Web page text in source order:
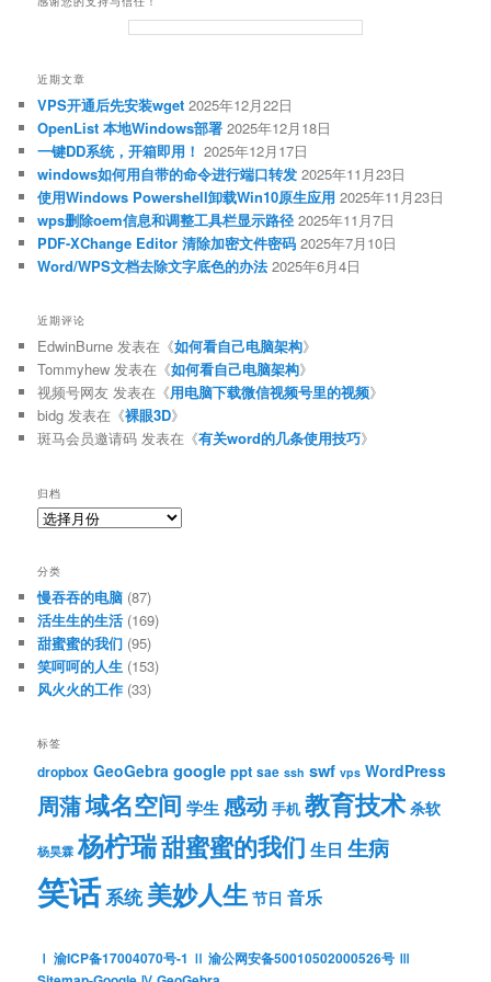
近期文章
VPS开通后先安装wget 2025年12月22日
OpenList 本地Windows部署 2025年12月18日
一键DD系统，开箱即用！ 2025年12月17日
windows如何用自带的命令进行端口转发 2025年11月23日
使用Windows Powershell卸载Win10原生应用 2025年11月23日
wps删除oem信息和调整工具栏显示路径 2025年11月7日
PDF-XChange Editor 清除加密文件密码 2025年7月10日
Word/WPS文档去除文字底色的办法 2025年6月4日
近期评论
EdwinBurne 发表在《如何看自己电脑架构》
Tommyhew 发表在《如何看自己电脑架构》
视频号网友 发表在《用电脑下载微信视频号里的视频》
bidg 发表在《裸眼3D》
斑马会员邀请码 发表在《有关word的几条使用技巧》
归档
归
分类
慢吞吞的电脑 (87)
活生生的生活(169)
甜蜜蜜的我们 (95)
笑呵呵的人生 (153)
风火火的工作 (33)
标签
dropbox GeoGebra google ppt sae ssh swf vps WordPress
周蒲域名空间 学生感动 手机 教育技术 杀软
杨昊霖 杨柠瑞甜蜜蜜的我们 生日 生病
笑话系统 美妙人生 节日 音乐
Ⅰ 渝ICP备17004070号-1 Ⅱ 渝公网安备50010502000526号 Ⅲ